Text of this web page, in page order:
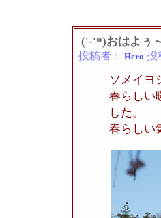
('-'*)おはよぅ
投稿者： Hero 投
ソメイヨ
春らしい
した。
春らしい